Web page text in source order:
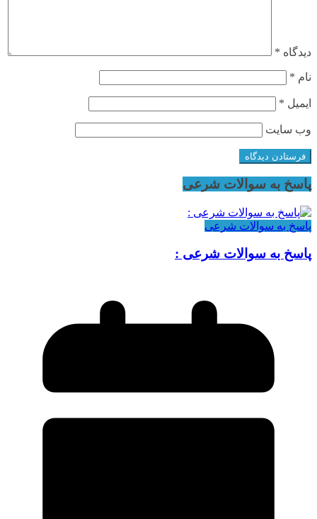
دیدگاه *
نام *
ایمیل *
وب‌ سایت
پاسخ به سوالات شرعی
پاسخ به سوالات شرعی
پاسخ به سوالات شرعی :